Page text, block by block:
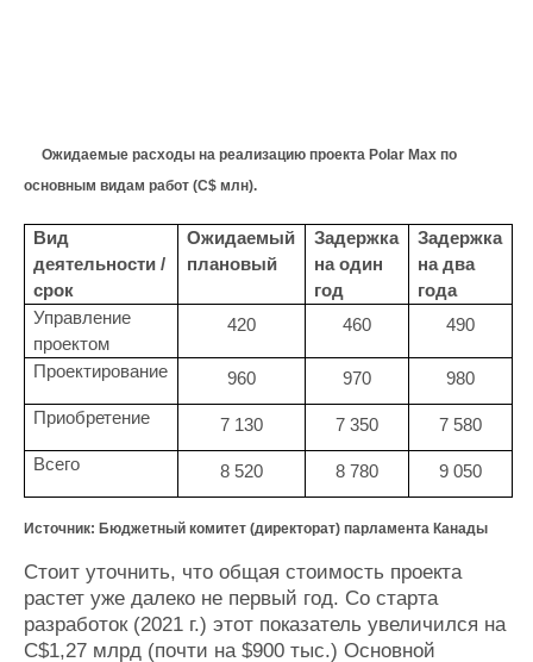
Ожидаемые расходы на реализацию проекта Polar Max по
основным видам работ (С$ млн).
Вид
деятельности /
срок
Ожидаемый
плановый
Задержка
на один
год
Задержка
на два
года
Управление
проектом
420 460 490
Проектирование 960 970
980
Приобретение
7 130 7 350
7 580
Всего
8 520 8 780 9 050
Источник: Бюджетный комитет (директорат) парламента Канады
Стоит уточнить, что общая стоимость проекта
растет уже далеко не первый год. Со старта
разработок (2021 г.) этот показатель увеличился на
C$1,27 млрд (почти на $900 тыс.) Основной